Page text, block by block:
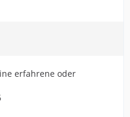
erfahrene oder